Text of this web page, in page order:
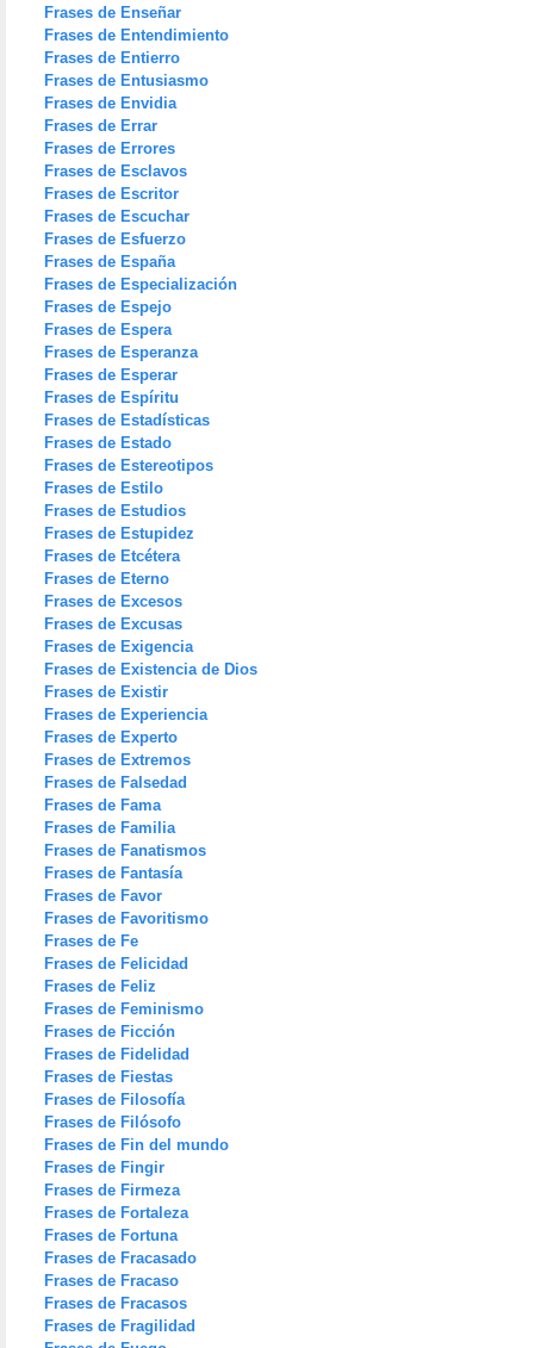
Frases de Enseñar
Frases de Entendimiento
Frases de Entierro
Frases de Entusiasmo
Frases de Envidia
Frases de Errar
Frases de Errores
Frases de Esclavos
Frases de Escritor
Frases de Escuchar
Frases de Esfuerzo
Frases de España
Frases de Especialización
Frases de Espejo
Frases de Espera
Frases de Esperanza
Frases de Esperar
Frases de Espíritu
Frases de Estadísticas
Frases de Estado
Frases de Estereotipos
Frases de Estilo
Frases de Estudios
Frases de Estupidez
Frases de Etcétera
Frases de Eterno
Frases de Excesos
Frases de Excusas
Frases de Exigencia
Frases de Existencia de Dios
Frases de Existir
Frases de Experiencia
Frases de Experto
Frases de Extremos
Frases de Falsedad
Frases de Fama
Frases de Familia
Frases de Fanatismos
Frases de Fantasía
Frases de Favor
Frases de Favoritismo
Frases de Fe
Frases de Felicidad
Frases de Feliz
Frases de Feminismo
Frases de Ficción
Frases de Fidelidad
Frases de Fiestas
Frases de Filosofía
Frases de Filósofo
Frases de Fin del mundo
Frases de Fingir
Frases de Firmeza
Frases de Fortaleza
Frases de Fortuna
Frases de Fracasado
Frases de Fracaso
Frases de Fracasos
Frases de Fragilidad